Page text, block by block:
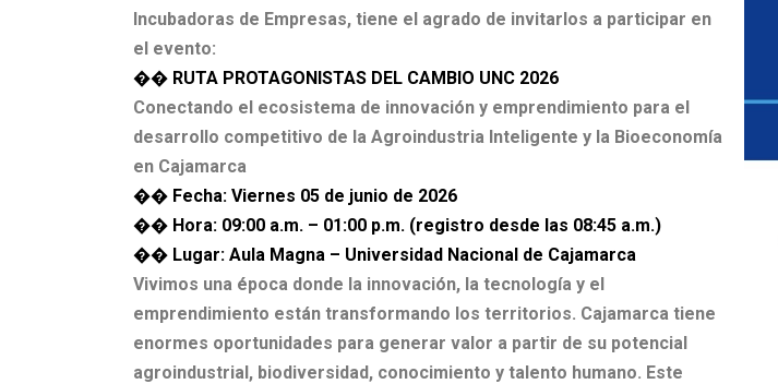
Incubadoras de Empresas, tiene el agrado de invitarlos a participar en
el evento:
�� RUTA PROTAGONISTAS DEL CAMBIO UNC 2026
Conectando el ecosistema de innovación y emprendimiento para el
desarrollo competitivo de la Agroindustria Inteligente y la Bioeconomía
en Cajamarca
�� Fecha: Viernes 05 de junio de 2026
�� Hora: 09:00 a.m. – 01:00 p.m. (registro desde las 08:45 a.m.)
�� Lugar: Aula Magna – Universidad Nacional de Cajamarca
Vivimos una época donde la innovación, la tecnología y el
emprendimiento están transformando los territorios. Cajamarca tiene
enormes oportunidades para generar valor a partir de su potencial
agroindustrial, biodiversidad, conocimiento y talento humano. Este